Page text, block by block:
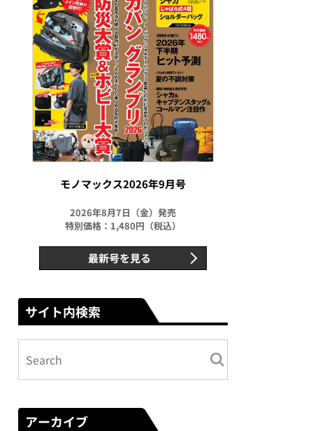
モノマックス2026年9月号
2026年8月7日（金）発売
特別価格：1,480円（税込）
最新号を見る
サイト内検索
アーカイブ